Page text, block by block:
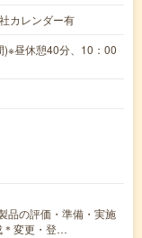
カレンダー有
昼休憩40分、10：00
品の評価・準備・実施
＊変更・登…